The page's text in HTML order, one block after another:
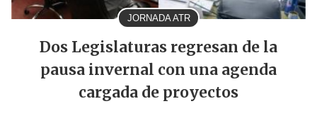
JORNADA ATR
Dos Legislaturas regresan de la
pausa invernal con una agenda
cargada de proyectos